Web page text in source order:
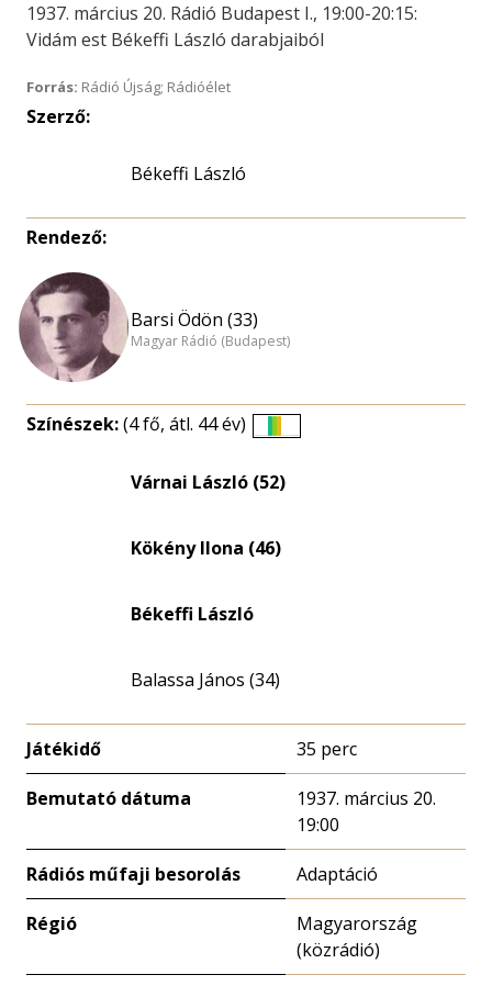
1937. március 20. Rádió Budapest I., 19:00-20:15:
Vidám est Békeffi László darabjaiból
Forrás: Rádió Újság; Rádióélet
Szerző:
Békeffi László
Rendező:
Barsi Ödön (33)
Magyar Rádió (Budapest)
Színészek:(4 fő, átl. 44 év)
eloszlás
Várnai László (52)
Kökény Ilona (46)
Békeffi László
Balassa János (34)
Játékidő 35 perc
Bemutató dátuma
1937. március 20.
19:00
Rádiós műfaji besorolás Adaptáció
Régió
Magyarország
(közrádió)